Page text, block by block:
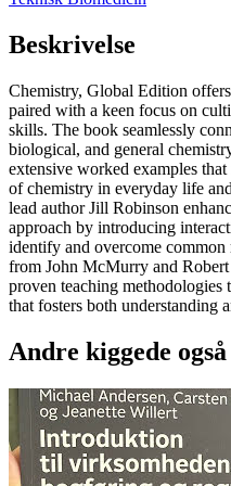
Beskrivelse
Chemistry, Global Edition
paired with a keen focus on
skills. The book seamlessly
biological, and general
extensive worked examples
of chemistry in everyday life
lead author Jill Robinson
approach by introducing
identify and overcome
from John McMurry and
proven teaching methodologies
that fosters both understanding
Andre kiggede også